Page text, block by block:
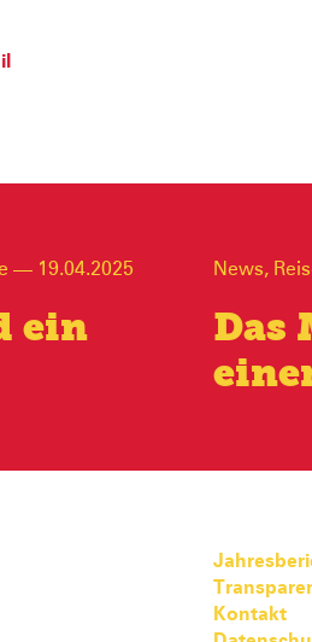
— 19.04.2025
ein
News,
Das
Kontakt